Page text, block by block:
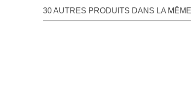
30 AUTRES PRODUITS DANS LA